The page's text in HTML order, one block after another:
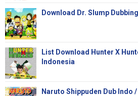
Download Dr. Slump
List Download Hunter X
Indonesia
Naruto Shippuden Dub Indo